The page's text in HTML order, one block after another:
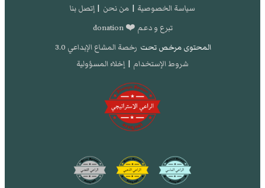
سياسة الخصوصية | من نحن | إتصل بنا
تبرع و دعم ❤️ donation
المحتوى مرخص تحت رخصة المشاع الإبداعي 3.0
شروط الإستخدام | إخلاء المسؤولية